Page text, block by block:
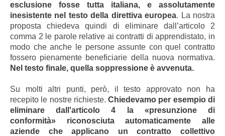
esclusione fosse tutta italiana, e assolutamente
inesistente nel testo della direttiva europea. La nostra
proposta chiedeva quindi di eliminare dall’articolo 2
comma 2 le parole relative ai contratti di apprendistato, in
modo che anche le persone assunte con quel contratto
fossero pienamente beneficiarie della nuova normativa.
Nel testo finale, quella soppressione è avvenuta.
Su molti altri punti, però, il testo approvato non ha
recepito le nostre richieste.Chiedevamo per esempio di
eliminare dall'articolo 4 la «presunzione di
conformità» riconosciuta automaticamente alle
aziende che applicano un contratto collettivo